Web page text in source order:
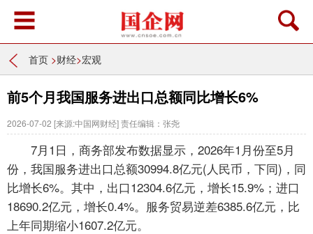
首页 >财经>宏观
前5个月我国服务进出口总额同比增长6%
2026-07-02 [来源:中国网财经]责任编辑：张尧
7月1日，商务部发布数据显示，2026年1月份至5月
份，我国服务进出口总额30994.8亿元(人民币，下同)，同
比增长6%。其中，出口12304.6亿元，增长15.9%；进口
18690.2亿元，增长0.4%。服务贸易逆差6385.6亿元，比
上年同期缩小1607.2亿元。